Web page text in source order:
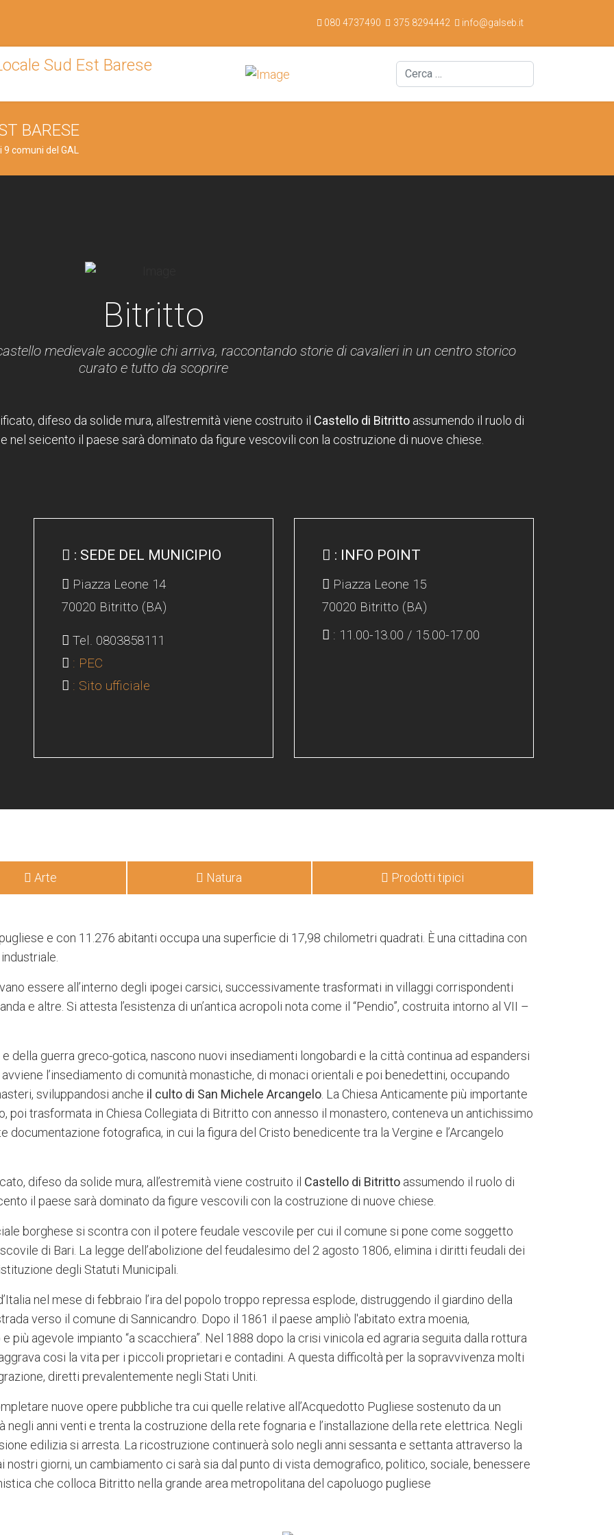
080 4737490 375 8294442 info@galseb.it
Cerca
BARESE
comuni del GAL
Bitritto
medievale accoglie chi arriva, raccontando storie di cavalieri in un centro storico
curato e tutto da scoprire
difeso da solide mura, all’estremità viene costruito il Castello di Bitritto assumendo il ruolo di
nel seicento il paese sarà dominato da figure vescovili con la costruzione di nuove chiese.
: SEDE DEL MUNICIPIO
Piazza Leone 14
70020 Bitritto (BA)
Tel. 0803858111
: PEC
: Sito ufficiale
: INFO POINT
Piazza Leone 15
70020 Bitritto (BA)
: 11.00-13.00 / 15.00-17.00
Arte Natura Prodotti tipici
e con 11.276 abitanti occupa una superficie di 17,98 chilometri quadrati. È una cittadina con
essere all’interno degli ipogei carsici, successivamente trasformati in villaggi corrispondenti
e altre. Si attesta l’esistenza di un’antica acropoli nota come il “Pendio”, costruita intorno al VII –
della guerra greco-gotica, nascono nuovi insediamenti longobardi e la città continua ad espandersi
l’insediamento di comunità monastiche, di monaci orientali e poi benedettini, occupando
sviluppandosi anche il culto di San Michele Arcangelo. La Chiesa Anticamente più importante
poi trasformata in Chiesa Collegiata di Bitritto con annesso il monastero, conteneva un antichissimo
documentazione fotografica, in cui la figura del Cristo benedicente tra la Vergine e l’Arcangelo
difeso da solide mura, all’estremità viene costruito il Castello di Bitritto assumendo il ruolo di
il paese sarà dominato da figure vescovili con la costruzione di nuove chiese.
borghese si scontra con il potere feudale vescovile per cui il comune si pone come soggetto
di Bari. La legge dell’abolizione del feudalesimo del 2 agosto 1806, elimina i diritti feudali dei
degli Statuti Municipali.
nel mese di febbraio l’ira del popolo troppo repressa esplode, distruggendo il giardino della
verso il comune di Sannicandro. Dopo il 1861 il paese ampliò l'abitato extra moenia,
più agevole impianto “a scacchiera”. Nel 1888 dopo la crisi vinicola ed agraria seguita dalla rottura
cosi la vita per i piccoli proprietari e contadini. A questa difficoltà per la sopravvivenza molti
diretti prevalentemente negli Stati Uniti.
nuove opere pubbliche tra cui quelle relative all’Acquedotto Pugliese sostenuto da un
negli anni venti e trenta la costruzione della rete fognaria e l’installazione della rete elettrica. Negli
edilizia si arresta. La ricostruzione continuerà solo negli anni sessanta e settanta attraverso la
giorni, un cambiamento ci sarà sia dal punto di vista demografico, politico, sociale, benessere
che colloca Bitritto nella grande area metropolitana del capoluogo pugliese